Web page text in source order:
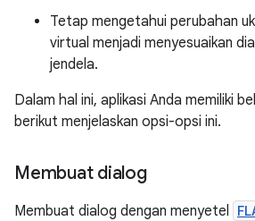
Tetap mengetahui perubahan
virtual menjadi menyesuaikan
jendela.
Dalam hal ini, aplikasi Anda memiliki
berikut menjelaskan opsi-opsi ini.
Membuat dialog
Membuat dialog dengan menyetel